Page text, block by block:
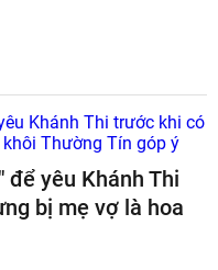
để yêu Khánh Thi
bị mẹ vợ là hoa